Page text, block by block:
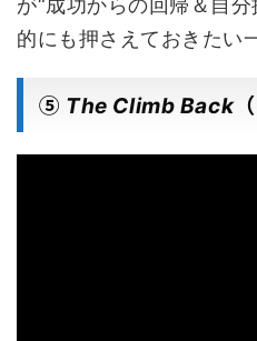
が“成功からの回帰＆自
的にも押さえておきたい
⑤ The Climb Back